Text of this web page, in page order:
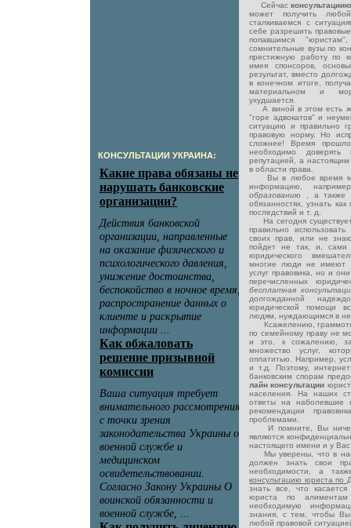
КОНСУЛЬТАЦИИ УКРАИНА:
Сейчас
может получить
сталкиваемся с
себе разрешить
попавшимся
сомнительные вузы по
престижную работу по
имея спонсоров,
результат, вместо
в конечном итоге,
материальном и
ухудшается.
А виной в этом есть
"горе адвокатов" и
ситуацию и правильно
правовую норму. Но
сложнее! Время
необходимо
репутацией, а
в области права.
Вы в любое время
информацию,
образованию
, а также
обязанностях, узнать
последствий и т. д.
На сегодня
правильно
своих прав, или не
пойдет не так, и, сами
юридического
многие люди не имеют
услуг правовика, но и
перечисленных
бесплатная
долгожданной
юридической помощи
людям, нуждающимся в
Ксажелению,
по семейному праву не
и это, к сожалению,
множество услуг,
оплатитью. Например,
и т.д. Поэтому,
банковским спорам
лайн консультации
населения. На наших
ответы на наболевшие
рекомендации
проблемами.
И помните, Вы
являются
настоящего имени и у Вас
Мы уверены, что в
должен знать свои
необходимости, а
консультацию юриста по
знать все, что
юриста по
необходимую
знания, с тем, чтобы Вы
любой правовой